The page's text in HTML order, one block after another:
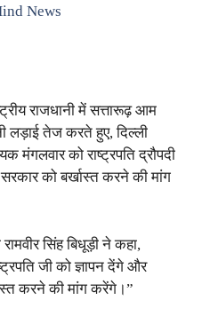
News
राजधानी में सत्तारूढ़ आम
लड़ाई तेज करते हुए, दिल्ली
मंगलवार को राष्ट्रपति द्रौपदी
को बर्खास्त करने की मांग
सिंह बिधूड़ी ने कहा,
जी को ज्ञापन देंगे और
करने की मांग करेंगे।”